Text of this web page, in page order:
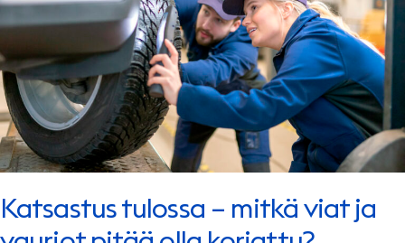
Katsastus tulossa – mitkä viat ja